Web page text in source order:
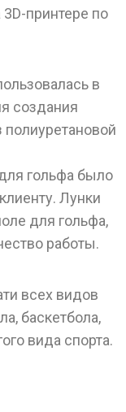
принтере по
в
создания
гольфа было
Лунки
для гольфа,
работы.
всех видов
баскетбола,
вида спорта.